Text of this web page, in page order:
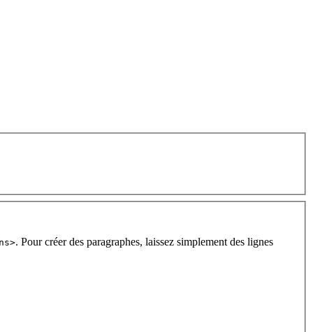
. Pour créer des paragraphes, laissez simplement des lignes